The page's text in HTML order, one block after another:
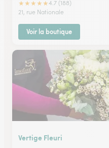
★★★★★4.7 (188)
21, rue Nationale
Voir la boutique
Vertige Fleuri